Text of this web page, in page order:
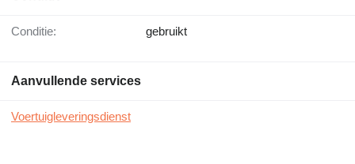
Conditie: gebruikt
Aanvullende services
Voertuigleveringsdienst